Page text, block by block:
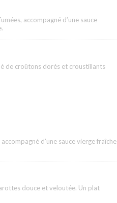
accompagné d’une sauce
de croûtons dorés et croustillants
d’une sauce vierge fraîche
douce et veloutée. Un plat